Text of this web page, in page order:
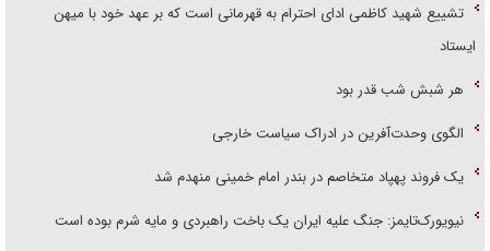
تشییع شهید کاظمی ادای احترام به قهرمانی است که بر عهد خود با میهن
ایستاد
هر شبش شب قدر بود
الگوی وحدت‌آفرین در ادراک سیاست خارجی
یک فروند پهپاد متخاصم در بندر امام خمینی منهدم شد
نیویورک‌تایمز: جنگ علیه ایران یک باخت راهبردی و مایه شرم بوده است